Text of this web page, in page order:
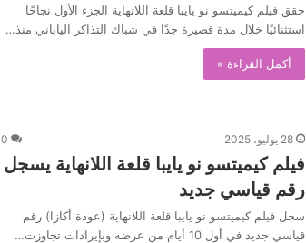
حقق فيلم كيميتسو نو يايبا قلعة اللانهاية الجزء الأول نجاحًا
استثنائيًا خلال مدة قصيرة جدًا في شباك التذاكر الياباني منذ…
أكمل القراءة »
28 يوليو، 2025 0
فيلم كيميتسو نو يايبا قلعة اللانهاية يسجل
رقم قياسي جديد
سجل فيلم كيميتسو نو يايبا قلعة اللانهاية (عودة أكازا) رقم
قياسي جديد في أول 10 أيام من عرضه وبإيرادات تجاوزت…